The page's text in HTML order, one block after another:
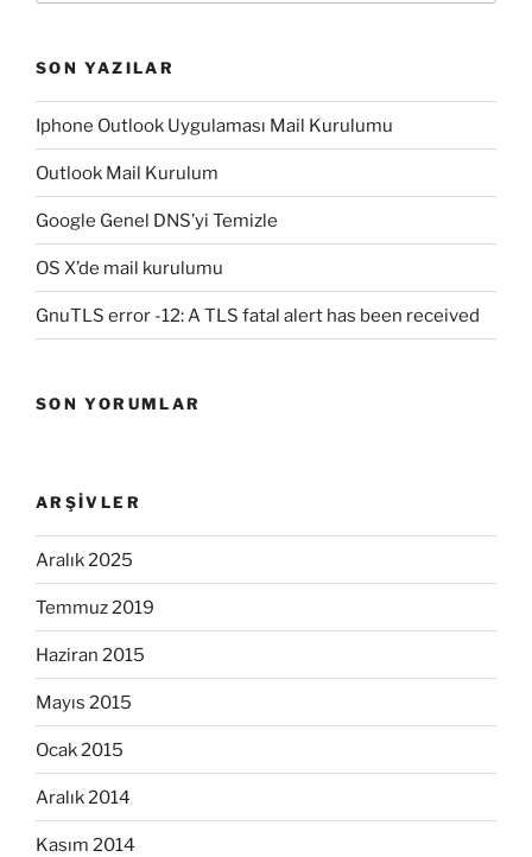
SON YAZILAR
Iphone Outlook Uygulaması Mail Kurulumu
Outlook Mail Kurulum
Google Genel DNS’yi Temizle
OS X’de mail kurulumu
GnuTLS error -12: A TLS fatal alert has been received
SON YORUMLAR
ARŞIVLER
Aralık 2025
Temmuz 2019
Haziran 2015
Mayıs 2015
Ocak 2015
Aralık 2014
Kasım 2014